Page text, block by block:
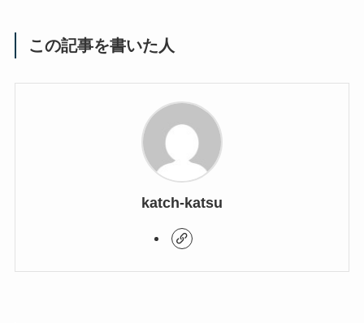
この記事を書いた人
katch-katsu